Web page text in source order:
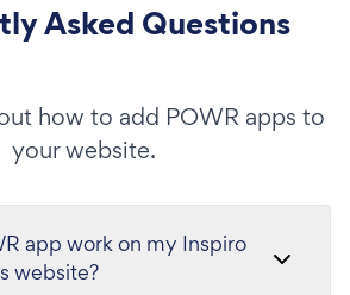
Asked Questions
how to add POWR apps to
your website.
app work on my Inspiro
website?